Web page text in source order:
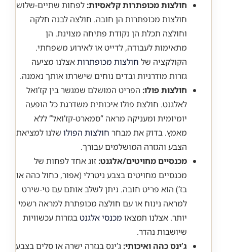
חולצות מכופתרות קלאסיות: לפחות שתיים-שלוש
חולצות מכופתרות הן חובה. חולצה לבנה חלקה
וחולצה תכלת הן נקודת פתיחה מצוינת. הן
מתאימות לעבודה, לדייט או לאירוע משפחתי.
הקולקציה של חולצות מכופתרותאצלנו מציעה
גזרות מודרניות ובדים נוחים שישרתו אותך נאמנה.
חולצות פולו: הפריט המושלם שמגשר בין קז’ואל
לאלגנט. חולצת פולו איכותית משדרגת כל הופעה
יומיומית ומעניקה מראה “סמארט-קז’ואל” ללא
מאמץ. בדוק את מבחר חולצות הפולו שלנו למציאת
הצבע והגזרה המושלמים עבורך.
מכנסיים מחויטים/אלגנט: זוג אחד לפחות של
מכנסיים מחויטים בצבע ניטרלי (אפור, כחול כהה או
בז’) הוא פריט חובה. ניתן לשלב אותם עם טי-שירט
למראה נינוח או עם חולצה מכופתרת למראה רשמי
יותר. אצלנו תמצאו מכנסי אלגנט בגזרות עכשוויות
שיושבות נהדר.
ג’ינס כהה ואיכותי: ג’ינס בגזרה ישרה או סלים בצבע